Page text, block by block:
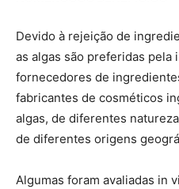
Devido à rejeição de
as algas são preferidas pela
fornecedores de
fabricantes de cosméticos
algas, de diferentes
de diferentes origens
Algumas foram avaliadas in